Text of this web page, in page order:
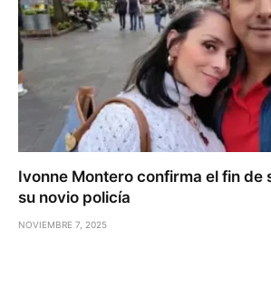
Ivonne Montero confirma el fin de
su novio policía
NOVIEMBRE 7, 2025